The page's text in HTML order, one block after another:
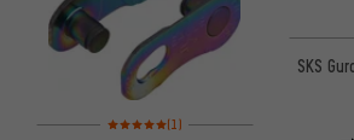
Valoración media: 5 de 5 basada en 1
(1)
SKS